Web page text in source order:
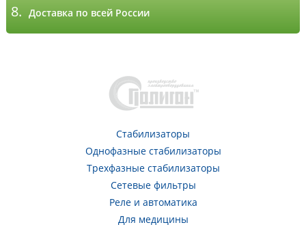
8. Доставка по всей России
Стабилизаторы
Однофазные стабилизаторы
Трехфазные стабилизаторы
Сетевые фильтры
Реле и автоматика
Для медицины